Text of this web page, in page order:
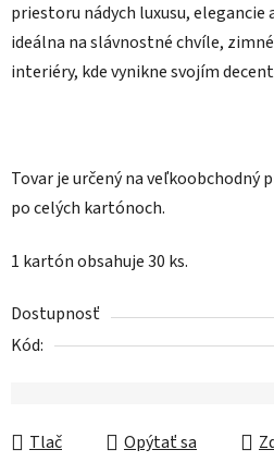
priestoru nádych luxusu, elegancie
ideálna na slávnostné chvíle,
interiéry, kde vynikne svojím
Tovar je určený na veľkoobchodný
po celých kartónoch.
1 kartón obsahuje 30 ks.
Dostupnosť
Kód:
Tlač Opýtať sa